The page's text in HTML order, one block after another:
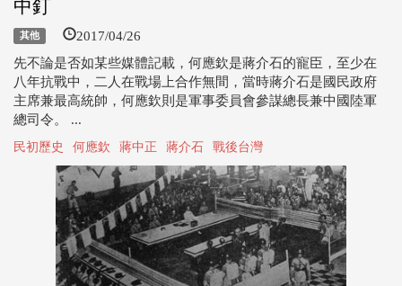
中釘
其他 2017/04/26
先不論是否如某些媒體記載，何應欽是蔣介石的寵臣，至少在
八年抗戰中，二人在戰場上合作無間，當時蔣介石是國民政府
主席兼最高統帥，何應欽則是軍事委員會參謀總長兼中國陸軍
總司令。 ...
民初歷史 何應欽 蔣中正 蔣介石 戰後台灣